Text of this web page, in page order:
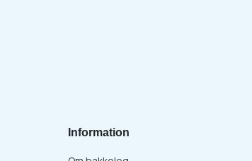
Information